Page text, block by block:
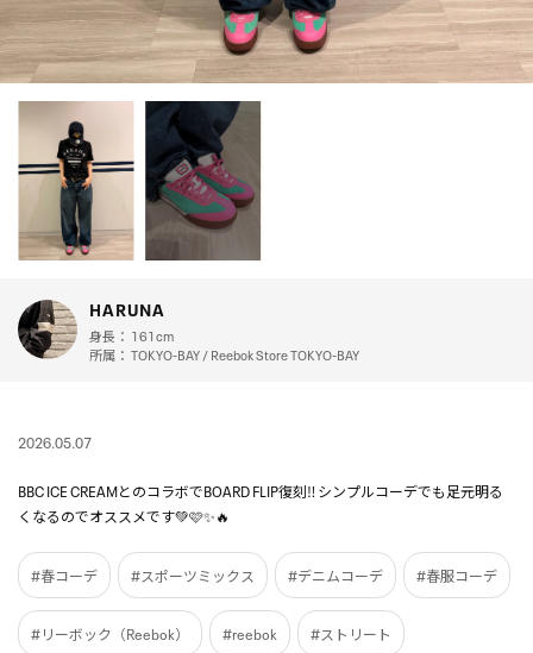
HARUNA
身長： 161cm
所属： TOKYO-BAY / Reebok Store TOKYO-BAY
2026.05.07
BBC ICE CREAMとのコラボでBOARD FLIP復刻‼️ シンプルコーデでも足元明る
くなるのでオススメです💚🩷✨🔥
#春コーデ #スポーツミックス #デニムコーデ #春服コーデ
#リーボック（Reebok） #reebok #ストリート